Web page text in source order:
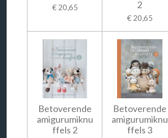
€ 20,65
2
€ 20,65
Betoverende
amigurumiknu
ffels 2
Betoverende
amigurumiknu
ffels 3